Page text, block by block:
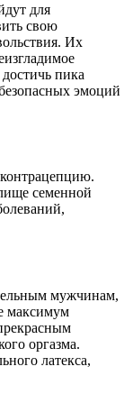
для
свою
Их
пика
эмоций
семенной
мужчинам,
максимум
оргазма.
латекса,